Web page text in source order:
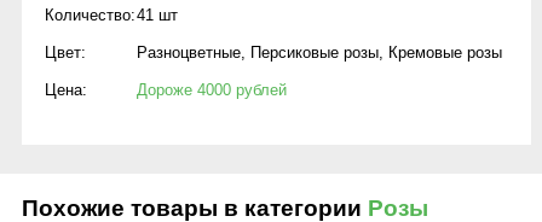
Количество:41 шт
Цвет: Разноцветные, Персиковые розы, Кремовые розы
Цена: Дороже 4000 рублей
Похожие товары в категории Розы